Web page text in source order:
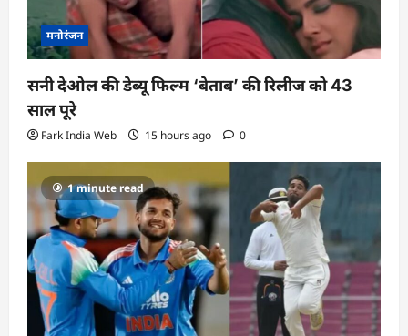
मनोरंजन
सनी देओल की डेब्यू फिल्म ‘बेताब’ की रिलीज को 43
साल पूरे
Fark India Web 15 hours ago 0
1 minute read